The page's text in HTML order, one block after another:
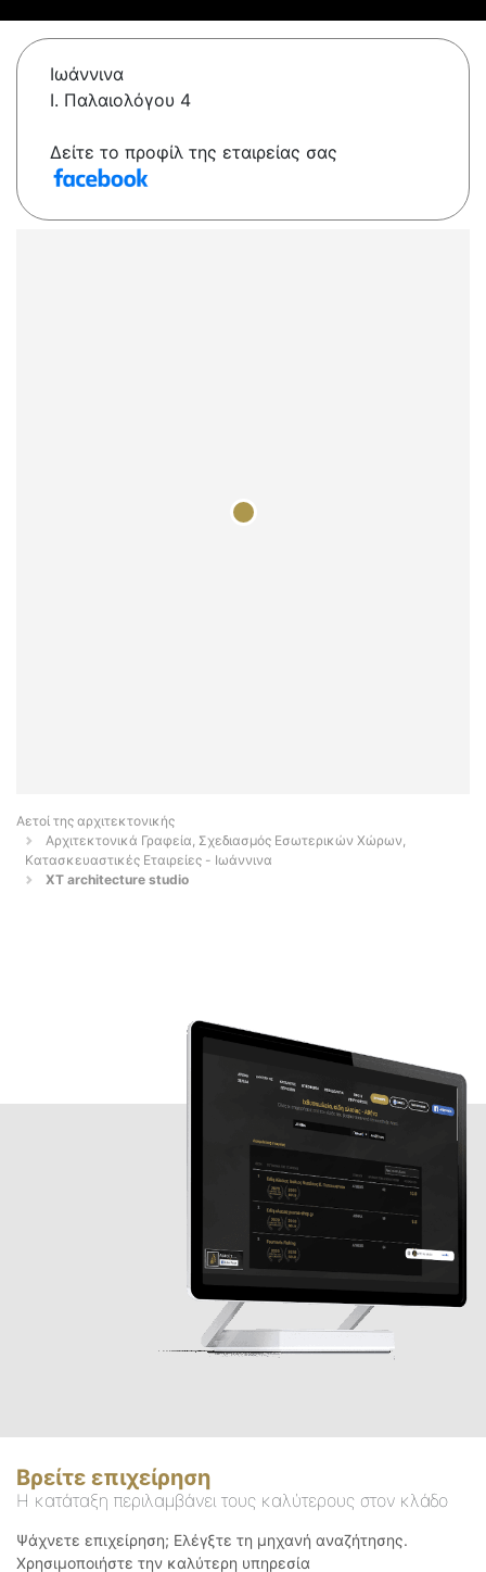
Ιωάννινα
Ι. Παλαιολόγου 4
Δείτε το προφίλ της εταιρείας σας
Αετοί της αρχιτεκτονικής
Αρχιτεκτονικά Γραφεία, Σχεδιασμός Εσωτερικών Χώρων,
Κατασκευαστικές Εταιρείες - Ιωάννινα
XT architecture studio
Βρείτε επιχείρηση
Η κατάταξη περιλαμβάνει τους καλύτερους στον κλάδο
Ψάχνετε επιχείρηση; Ελέγξτε τη μηχανή αναζήτησης.
Χρησιμοποιήστε την καλύτερη υπηρεσία